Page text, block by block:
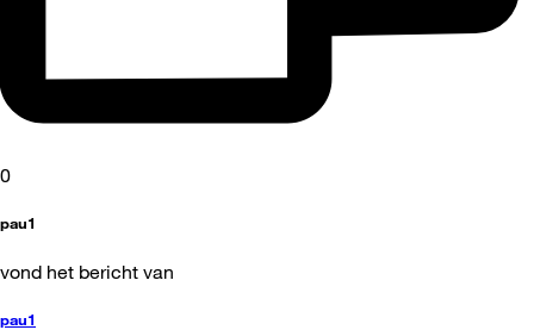
0
pau1
vond het bericht van
pau1